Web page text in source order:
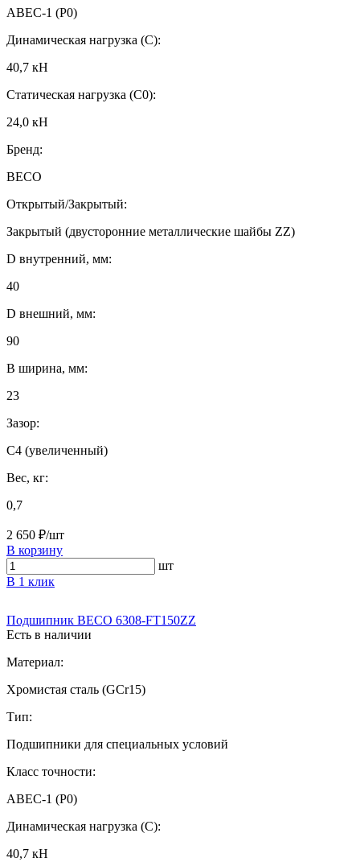
ABEC-1 (P0)
Динамическая нагрузка (C):
40,7 кН
Статическая нагрузка (C0):
24,0 кН
Бренд:
BECO
Открытый/Закрытый:
Закрытый (двусторонние металлические шайбы ZZ)
D внутренний, мм:
40
D внешний, мм:
90
B ширина, мм:
23
Зазор:
C4 (увеличенный)
Вес, кг:
0,7
2 650 ₽/шт
В корзину
шт
В 1 клик
Подшипник BECO 6308-FT150ZZ
Есть в наличии
Материал:
Хромистая сталь (GCr15)
Тип:
Подшипники для специальных условий
Класс точности:
ABEC-1 (P0)
Динамическая нагрузка (C):
40,7 кН